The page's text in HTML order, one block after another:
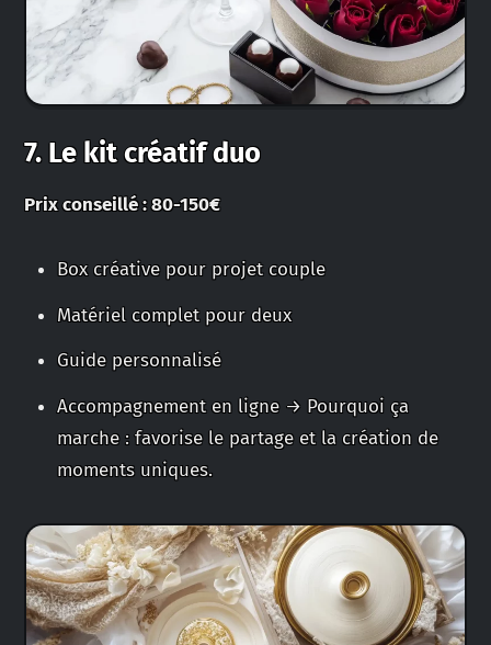
7. Le kit créatif duo
Prix conseillé : 80-150€
Box créative pour projet couple
Matériel complet pour deux
Guide personnalisé
Accompagnement en ligne → Pourquoi ça
marche : favorise le partage et la création de
moments uniques.